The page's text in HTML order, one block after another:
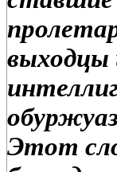
выходцы
Этот